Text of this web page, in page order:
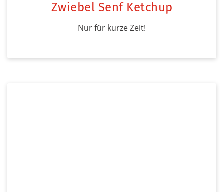
Zwiebel Senf Ketchup
Nur für kurze Zeit!